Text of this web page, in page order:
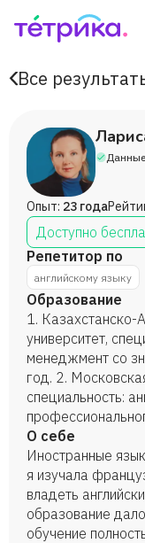
Все
Опыт: 23 года
Доступно
Репетитор по
английскому языку
Образование
1. Казахстанско-
университет,
менеджмент со
год. 2.
специальность:
О себе
Иностранные
я изучала
владеть
образование
обучение